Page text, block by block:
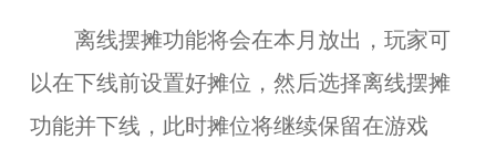
离线摆摊功能将会在本月放出，玩家可
以在下线前设置好摊位 ，然后选择离线摆摊
功能并下线，此时摊位将继续保留在游戏